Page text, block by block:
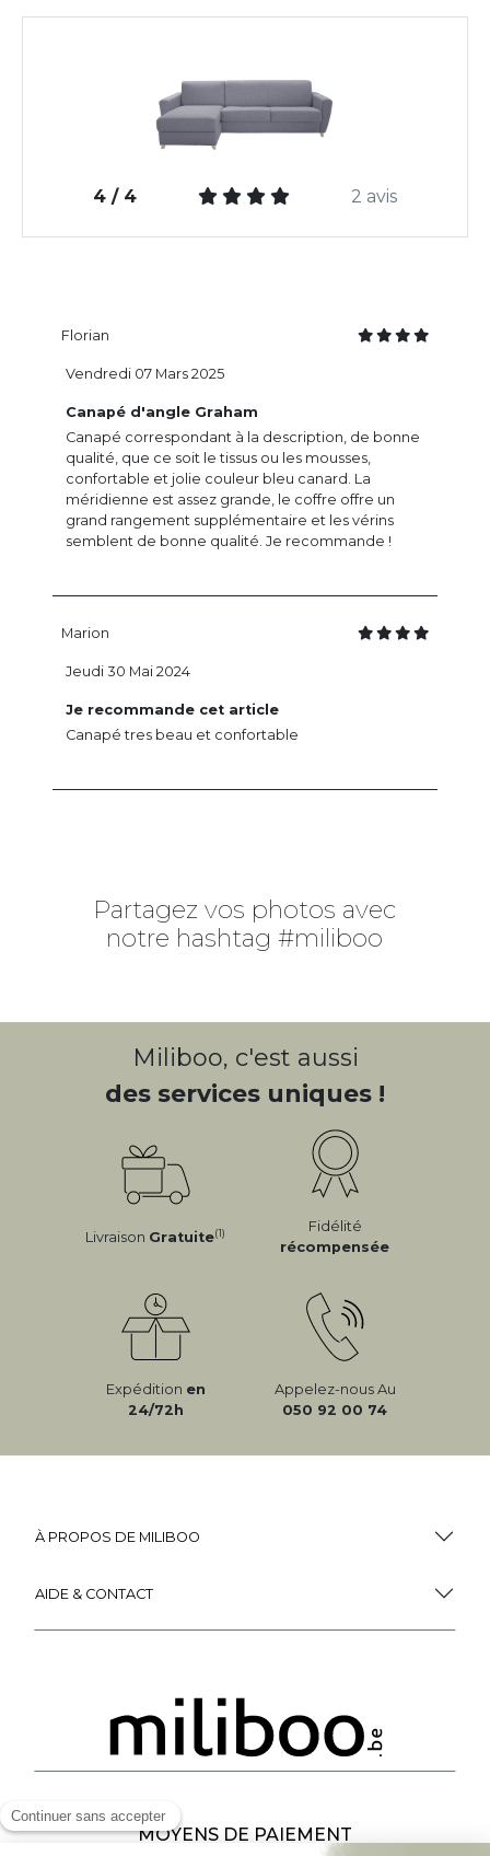
4 / 4 2 avis
Florian
Canapé d'angle Graham
Canapé correspondant à la description, de bonne
qualité, que ce soit le tissus ou les mousses,
confortable et jolie couleur bleu canard. La
méridienne est assez grande, le coffre offre un
grand rangement supplémentaire et les vérins
semblent de bonne qualité. Je recommande !
Vendredi 07 Mars 2025
Marion
Je recommande cet article
Canapé tres beau et confortable
Jeudi 30 Mai 2024
Partagez vos photos avec
notre hashtag #miliboo
Miliboo, c'est aussi
des services uniques !
Livraison Gratuite(1)
Fidélité
récompensée
Expédition en
24/72h
Appelez-nous Au
050 92 00 74
À PROPOS DE MILIBOO
AIDE & CONTACT
MOYENS DE PAIEMENT